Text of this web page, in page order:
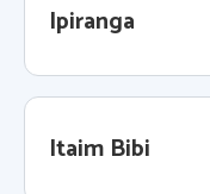
Ipiranga
Itaim Bibi